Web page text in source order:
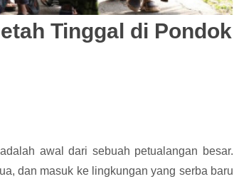
Tinggal di Pondok
awal dari sebuah petualangan besar.
dan masuk ke lingkungan yang serba baru